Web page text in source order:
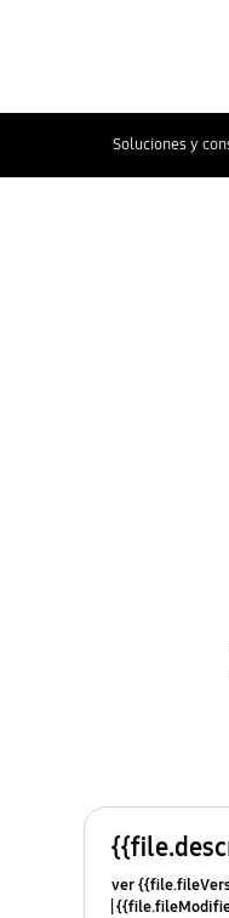
Soluciones y
ver